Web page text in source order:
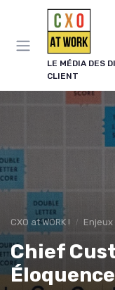
LE MÉDIA DES
CLIENT
CXO at WORK ! Enjeux
Chief
Panneau de gestion